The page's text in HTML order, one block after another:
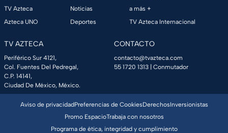
TV Azteca
Azteca UNO
Noticias
Deportes
a más +
TV Azteca Internacional
TV AZTECA
Periférico Sur 4121,
Col. Fuentes Del Pedregal,
C.P. 14141,
Ciudad De México, México.
CONTACTO
contacto@tvazteca.com
55 1720 1313 | Conmutador
Aviso de privacidadPreferencias de CookiesDerechosInversionistas
Promo EspacioTrabaja con nosotros
Programa de ética, integridad y cumplimiento